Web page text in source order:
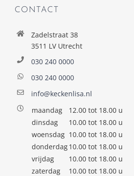
CONTACT
Zadelstraat 38
3511 LV Utrecht
030 240 0000
030 240 0000
info@keckenlisa.nl
maandag
12.00 tot 18.00 u
dinsdag
10.00 tot 18.00 u
woensdag 10.00 tot 18.00 u
donderdag10.00 tot 18.00 u
vrijdag
10.00 tot 18.00 u
zaterdag
10.00 tot 18.00 u